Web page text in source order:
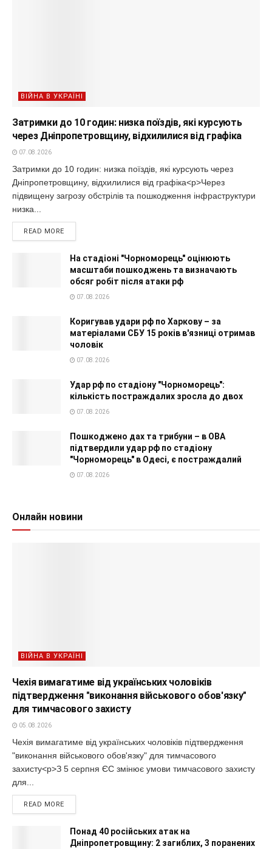
ВІЙНА В УКРАЇНІ
Затримки до 10 годин: низка поїздів, які курсують
через Дніпропетровщину, відхилилися від графіка
07.08.2026
Затримки до 10 годин: низка поїздів, які курсують через
Дніпропетровщину, відхилилися від графіка<p>Через
підвищену загрозу обстрілів та пошкодження інфраструктури
низка...
READ MORE
На стадіоні "Чорноморець" оцінюють
масштаби пошкоджень та визначають
обсяг робіт після атаки рф
07.08.2026
Коригував удари рф по Харкову – за
матеріалами СБУ 15 років в'язниці отримав
чоловік
07.08.2026
Удар рф по стадіону "Чорноморець":
кількість постраждалих зросла до двох
07.08.2026
Пошкоджено дах та трибуни – в ОВА
підтвердили удар рф по стадіону
"Чорноморець" в Одесі, є постраждалий
07.08.2026
Онлайн новини
ВІЙНА В УКРАЇНІ
Чехія вимагатиме від українських чоловіків
підтвердження "виконання військового обов'язку"
для тимчасового захисту
05.08.2026
Чехія вимагатиме від українських чоловіків підтвердження
"виконання військового обов'язку" для тимчасового
захисту<p>З 5 серпня ЄС змінює умови тимчасового захисту
для...
READ MORE
Понад 40 російських атак на
Дніпропетровщину: 2 загиблих, 3 поранених